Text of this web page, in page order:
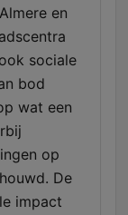
en
sociale
bod
wat een
op
De
impact